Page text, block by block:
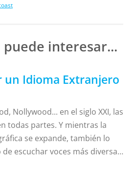
interesar...
un Idioma Extranjero
Nollywood... en el siglo XXI, las
todas partes. Y mientras la
se expande, también lo
escuchar voces más diversas,